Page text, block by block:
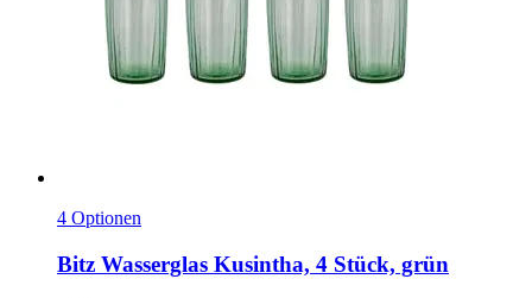
4 Optionen
Bitz Wasserglas Kusintha, 4 Stück, grün